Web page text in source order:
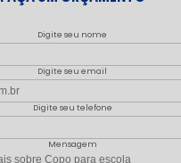
Digite seu nome
Digite seu email
Digite seu telefone
Mensagem